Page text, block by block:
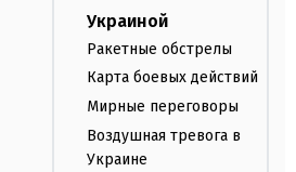
Украиной
Ракетные обстрелы
Карта боевых действий
Мирные переговоры
Воздушная тревога в
Украине